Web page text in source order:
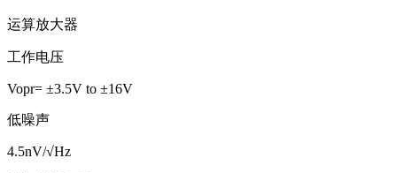
运算放大器
工作电压
Vopr= ±3.5V to ±16V
低噪声
4.5nV/√Hz